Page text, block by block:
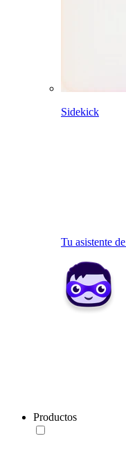
Sidekick
Tu asistente
Productos